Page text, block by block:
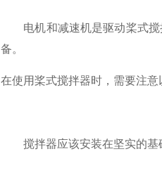
电机和减速机是驱动桨式搅
备。
在使用桨式搅拌器时，需要注意
搅拌器应该安装在坚实的基